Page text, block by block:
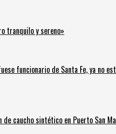
tranquilo y sereno»
funcionario de Santa Fe, ya no
de caucho sintético en Puerto San